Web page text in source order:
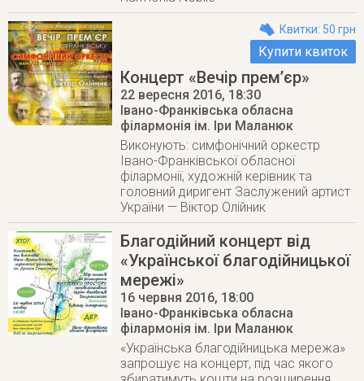
Квитки: 50 грн
Купити квиток
Концерт «Вечір прем’єр»
22 вересня 2016, 18:30
Івано-Франківська обласна
філармонія ім. Іри Маланюк
Виконують: симфонічний оркестр
Івано-Франківської обласної
філармонії, художній керівник та
головний диригент Заслужений артист
України — Віктор Олійник
Благодійний концерт від
«Української благодійницької
мережі»
16 червня 2016, 18:00
Івано-Франківська обласна
філармонія ім. Іри Маланюк
«Українська благодійницька мережа»
запрошує на концерт, під час якого